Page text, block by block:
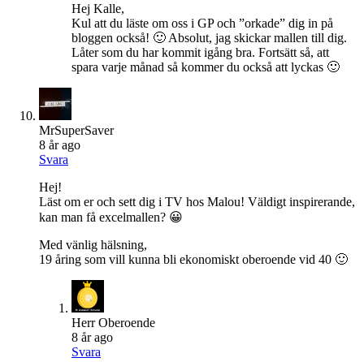
Hej Kalle,
Kul att du läste om oss i GP och ”orkade” dig in på
bloggen också! 🙂 Absolut, jag skickar mallen till dig.
Låter som du har kommit igång bra. Fortsätt så, att
spara varje månad så kommer du också att lyckas 🙂
MrSuperSaver
8 år ago
Svara
Hej!
Läst om er och sett dig i TV hos Malou! Väldigt inspirerande,
kan man få excelmallen? 😀
Med vänlig hälsning,
19 åring som vill kunna bli ekonomiskt oberoende vid 40 🙂
Herr Oberoende
8 år ago
Svara